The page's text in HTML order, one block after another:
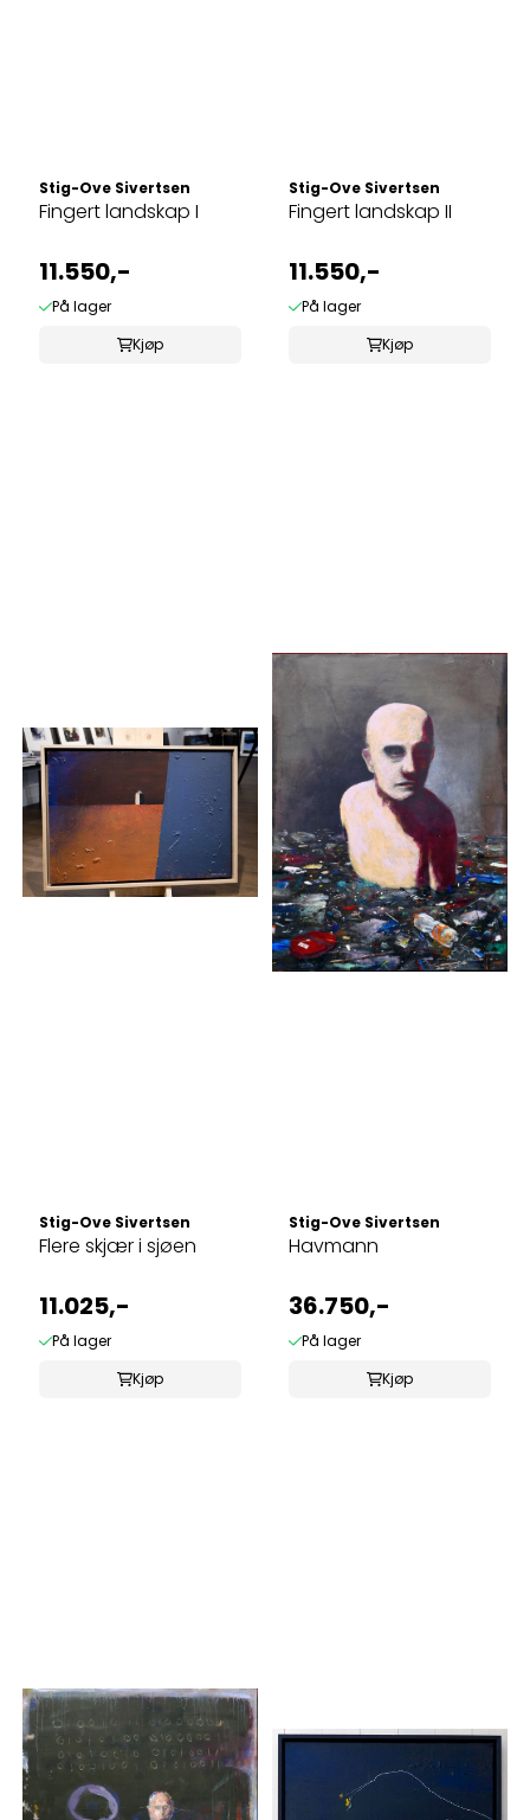
Stig-Ove Sivertsen
Fingert landskap I
11.550,-
På lager
Kjøp
Stig-Ove Sivertsen
Fingert landskap II
11.550,-
På lager
Kjøp
Stig-Ove Sivertsen
Flere skjær i sjøen
11.025,-
På lager
Kjøp
Stig-Ove Sivertsen
Havmann
36.750,-
På lager
Kjøp